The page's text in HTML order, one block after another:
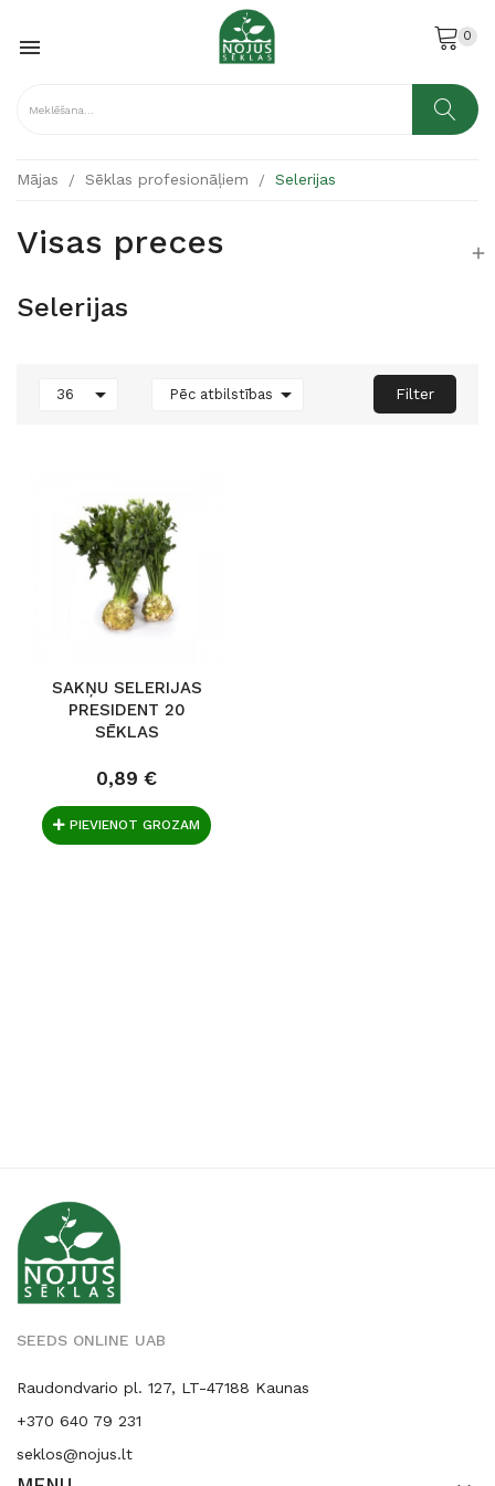
 0
Mājas Sēklas profesionāļiem Selerijas
Visas preces 
Selerijas
36  Pēc atbilstības  Filter
SAKŅU SELERIJAS
PRESIDENT 20
SĒKLAS
0,89 €
PIEVIENOT GROZAM
SEEDS ONLINE UAB
Raudondvario pl. 127, LT-47188 Kaunas
+370 640 79 231
seklos@nojus.lt